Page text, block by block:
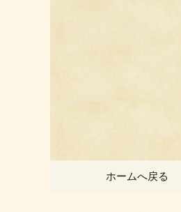
静
ン
コンテンツへ移動
ホームへ戻る